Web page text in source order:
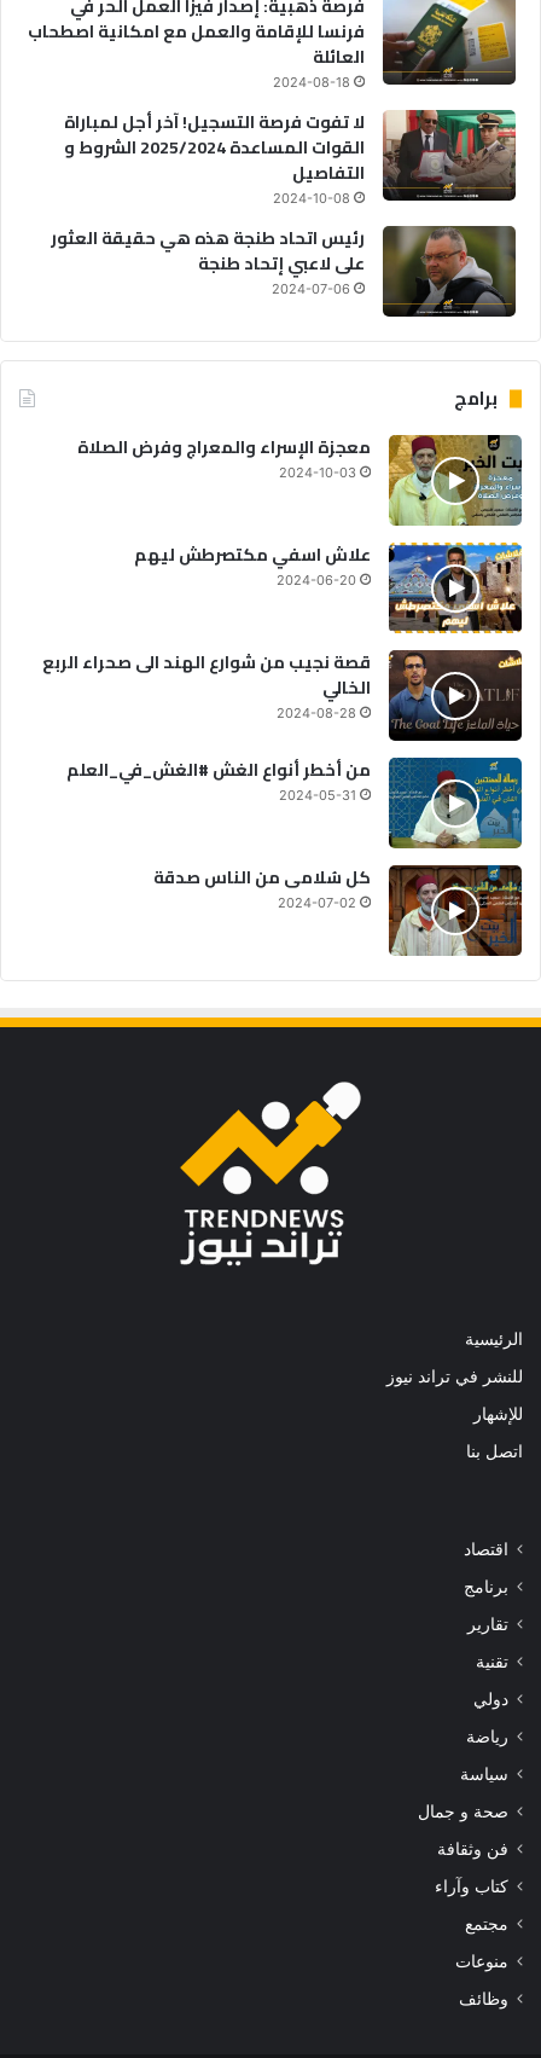
فرنسا للإقامة والعمل مع امكانية اصطحاب
العائلة
2024-08-18
لا تفوت فرصة التسجيل! آخر أجل لمباراة
القوات المساعدة 2025/2024 الشروط و
التفاصيل
2024-10-08
رئيس اتحاد طنجة هذه هي حقيقة العثور
على لاعبي إتحاد طنجة
2024-07-06
برامج
معجزة الإسراء والمعراج وفرض الصلاة
2024-10-03
علاش اسفي مكتصرطش ليهم
2024-06-20
قصة نجيب من شوارع الهند الى صحراء الربع
الخالي
2024-08-28
من أخطر أنواع الغش #الغش_في_العلم
2024-05-31
كل سُلامى من الناس صدقة
2024-07-02
الرئيسية
للنشر في تراند نيوز
للإشهار
اتصل بنا
اقتصاد
برنامج
تقارير
تقنية
دولي
رياضة
سياسة
صحة و جمال
فن وثقافة
كتاب وآراء
مجتمع
منوعات
وظائف